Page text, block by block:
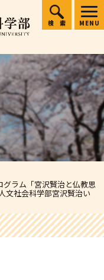
検索 MENU
ラム「宮沢賢治と仏教思
文社会科学部宮沢賢治い